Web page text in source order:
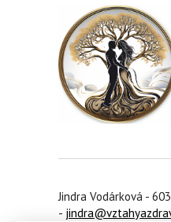
Jindra Vodárková -
-